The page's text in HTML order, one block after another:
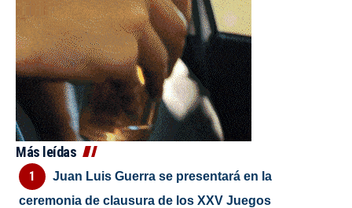
Más leídas
Juan Luis Guerra se presentará en la
ceremonia de clausura de los XXV Juegos